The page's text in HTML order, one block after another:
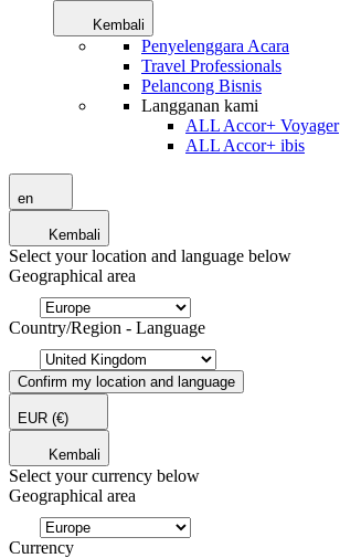
Kembali
Penyelenggara Acara
Travel Professionals
Pelancong Bisnis
Langganan kami
ALL Accor+ Voyager
ALL Accor+ ibis
en
Kembali
Select your location and language below
Geographical area
Country/Region - Language
Confirm my location and language
EUR (€)
Kembali
Select your currency below
Geographical area
Currency